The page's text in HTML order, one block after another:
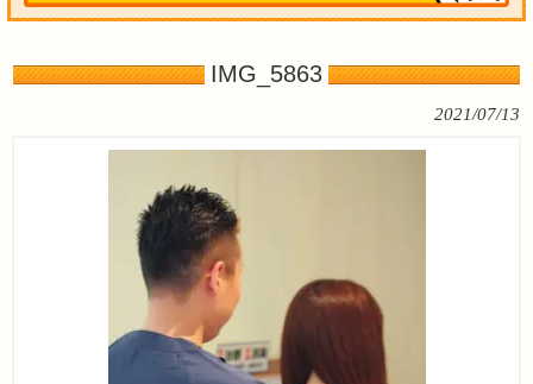
IMG_5863
2021/07/13